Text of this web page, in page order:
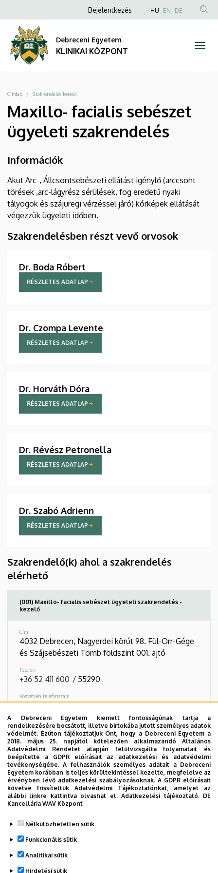
A Debreceni Egyetem kiemelt fontosságúnak tartja a
rendelkezésére bocsátott, illetve birtokába jutott személyes adatok
védelmét. Ezúton tájékoztatjuk Önt, hogy a Debreceni Egyetem a
2018. május 25. napjától kötelezően alkalmazandó Általános
Adatvédelmi Rendelet alapján felülvizsgálta folyamatait és
beépítette a GDPR előírásait az adatkezelési és adatvédelmi
tevékenységébe. A felhasználók személyes adatait a Debreceni
Egyetem korábban is teljes körültekintéssel kezelte, megfelelve az
érvényben lévő adatkezelési szabályozásoknak. A GDPR előírásait
követve frissítettük Adatvédelmi Tájékoztatónkat, amelyet az
alábbi linkre kattintva olvashat el:Adatkezelési tájékoztató. DE
Kancellária WAV Központ
Nélkülözhetetlen sütik
Funkcionális sütik
Analitikai sütik
Hirdetési sütik
KLINIKAI
KÖZPONT
a
tartalomra
Anonim
fiók
menüje
Bejelentkezés HU EN DE
Debreceni Egyetem
KLINIKAI KÖZPONT
Morzsa
Címlap Szakrendelés kereső
Maxillo- facialis sebészet
ügyeleti szakrendelés
Információk
Akut Arc-, Állcsontsebészeti ellátást igénylő (arccsont
törések ,arc-lágyrész sérülések, fog eredetű nyaki
tályogok és szájüregi vérzéssel járó) kórképek ellátását
végezzük ügyeleti időben.
Szakrendelésben részt vevő orvosok
Dr. Boda Róbert
RÉSZLETES ADATLAP
Dr. Czompa Levente
RÉSZLETES ADATLAP
Dr. Horváth Dóra
RÉSZLETES ADATLAP
Dr. Révész Petronella
RÉSZLETES ADATLAP
Dr. Szabó Adrienn
RÉSZLETES ADATLAP
Szakrendelő(k) ahol a szakrendelés
elérhető
(001) Maxillo- facialis sebészet ügyeleti szakrendelés -
kezelő
Cím
4032 Debrecen, Nagyerdei körút 98. Fül-Orr-Gége
és Szájsebészeti Tömb földszint 001. ajtó
Telefon
+36 52 411 600 / 55290
Közvetlen telefonszám
+36 52 255 290
Virtuális túra
Képek